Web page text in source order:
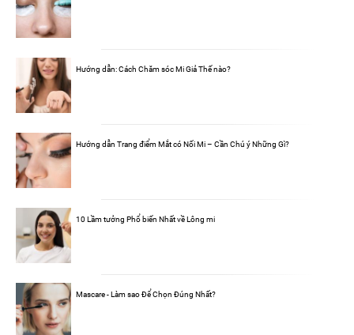
Hướng dẫn: Cách Chăm sóc Mi Giả Thế nào?
Hướng dẫn Trang điểm Mắt có Nối Mi – Cần Chú ý Những Gì?
10 Lầm tưởng Phổ biến Nhất về Lông mi
Mascare - Làm sao Để Chọn Đúng Nhất?